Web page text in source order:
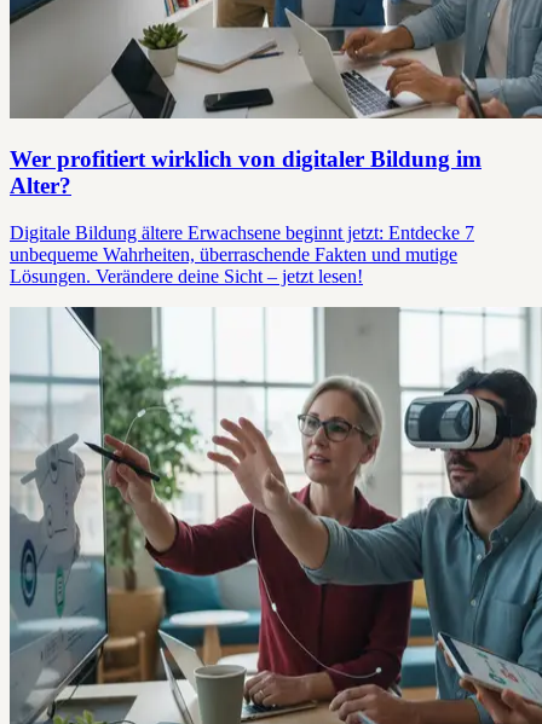
Wer profitiert wirklich von digitaler Bildung im
Alter?
Digitale Bildung ältere Erwachsene beginnt jetzt: Entdecke 7
unbequeme Wahrheiten, überraschende Fakten und mutige
Lösungen. Verändere deine Sicht – jetzt lesen!